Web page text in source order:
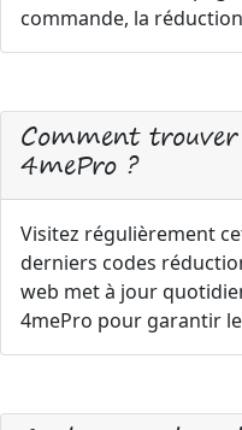
commande, la
Comment
4mePro ?
Visitez régulièrement
derniers codes
web met à jour
4mePro pour garantir